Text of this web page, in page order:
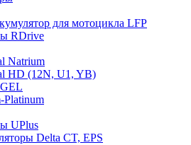
для мотоцикла LFP
RDrive
Natrium
HD (12N, U1, YB)
Platinum
UPlus
Delta CT, EPS